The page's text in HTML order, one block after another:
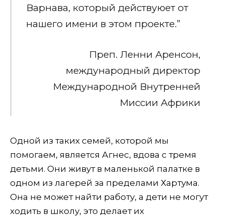
Варнава, который действуюет от
нашего имени в этом проекте.”
Преп. Ленни Аренсон,
международный директор
Международной Внутренней
Миссии Африки
Одной из таких семей, которой мы
помогаем, является Агнес, вдова с тремя
детьми. Они живут в маленькой палатке в
одном из лагерей за пределами Хартума.
Она не может найти работу, а дети не могут
ходить в школу, это делает их